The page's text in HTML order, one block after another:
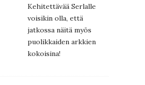
Kehitettävää Serlalle
voisikin olla, että
jatkossa näitä myös
puolikkaiden arkkien
kokoisina!